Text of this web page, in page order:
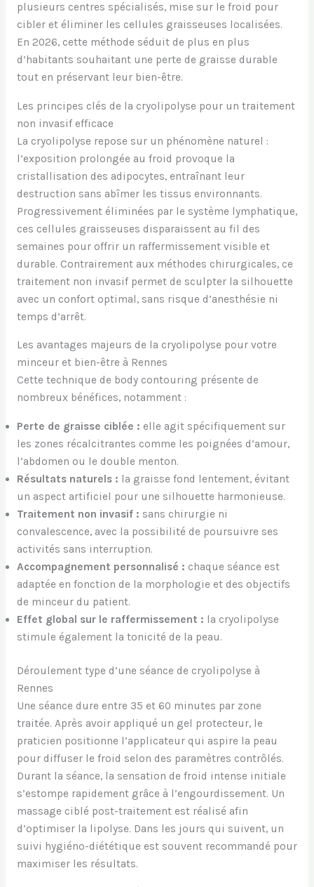
plusieurs centres spécialisés, mise sur le froid pour
cibler et éliminer les cellules graisseuses localisées.
En 2026, cette méthode séduit de plus en plus
d’habitants souhaitant une perte de graisse durable
tout en préservant leur bien-être.
Les principes clés de la cryolipolyse pour un traitement
non invasif efficace
La cryolipolyse repose sur un phénomène naturel :
l’exposition prolongée au froid provoque la
cristallisation des adipocytes, entraînant leur
destruction sans abîmer les tissus environnants.
Progressivement éliminées par le système lymphatique,
ces cellules graisseuses disparaissent au fil des
semaines pour offrir un raffermissement visible et
durable. Contrairement aux méthodes chirurgicales, ce
traitement non invasif permet de sculpter la silhouette
avec un confort optimal, sans risque d’anesthésie ni
temps d’arrêt.
Les avantages majeurs de la cryolipolyse pour votre
minceur et bien-être à Rennes
Cette technique de body contouring présente de
nombreux bénéfices, notamment :
Perte de graisse ciblée : elle agit spécifiquement sur
les zones récalcitrantes comme les poignées d’amour,
l’abdomen ou le double menton.
Résultats naturels : la graisse fond lentement, évitant
un aspect artificiel pour une silhouette harmonieuse.
Traitement non invasif : sans chirurgie ni
convalescence, avec la possibilité de poursuivre ses
activités sans interruption.
Accompagnement personnalisé : chaque séance est
adaptée en fonction de la morphologie et des objectifs
de minceur du patient.
Effet global sur le raffermissement : la cryolipolyse
stimule également la tonicité de la peau.
Déroulement type d’une séance de cryolipolyse à
Rennes
Une séance dure entre 35 et 60 minutes par zone
traitée. Après avoir appliqué un gel protecteur, le
praticien positionne l’applicateur qui aspire la peau
pour diffuser le froid selon des paramètres contrôlés.
Durant la séance, la sensation de froid intense initiale
s’estompe rapidement grâce à l’engourdissement. Un
massage ciblé post-traitement est réalisé afin
d’optimiser la lipolyse. Dans les jours qui suivent, un
suivi hygiéno-diététique est souvent recommandé pour
maximiser les résultats.